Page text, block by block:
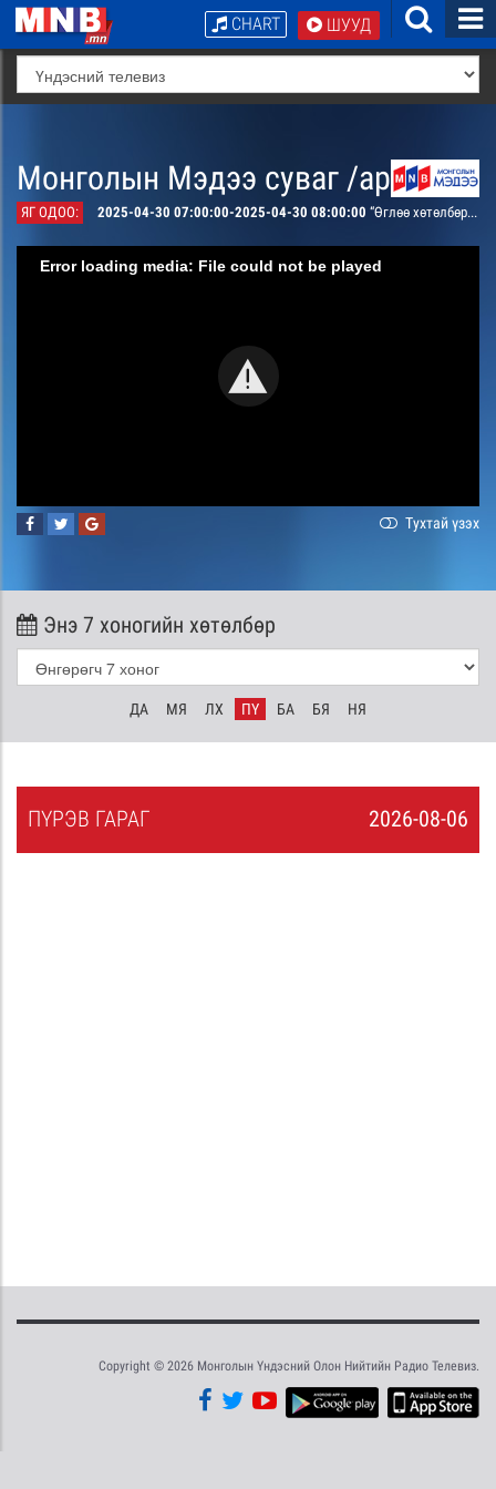
ШУУД
CHART
Монголын Мэдээ суваг /архив/
ЯГ ОДОО: 2025-04-30 07:00:00-2025-04-30 08:00:00 “Өглөө хөтөлбөр” /шууд/
Error loading media: File could not be played
Тухтай үзэх
Энэ 7 хоногийн хөтөлбөр
ДА МЯ ЛХ ПҮ БА БЯ НЯ
2026-08-06
ПҮРЭВ ГАРАГ
Copyright © 2026 Монголын Үндэсний Олон Нийтийн Радио Телевиз.